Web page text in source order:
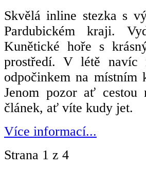
Skvělá inline stezka s
Pardubickém kraji.
Kunětické hoře s
prostředí. V létě navíc
odpočinkem na
Jenom pozor ať cestou
článek, ať víte kudy jet.
Více informací...
Strana 1 z 4